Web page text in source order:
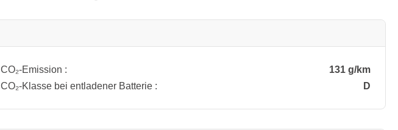
CO₂-Emission :
131 g/km
CO₂-Klasse bei entladener Batterie : D